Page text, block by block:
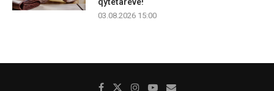
qytetarëve!
03.08.2026 15:00